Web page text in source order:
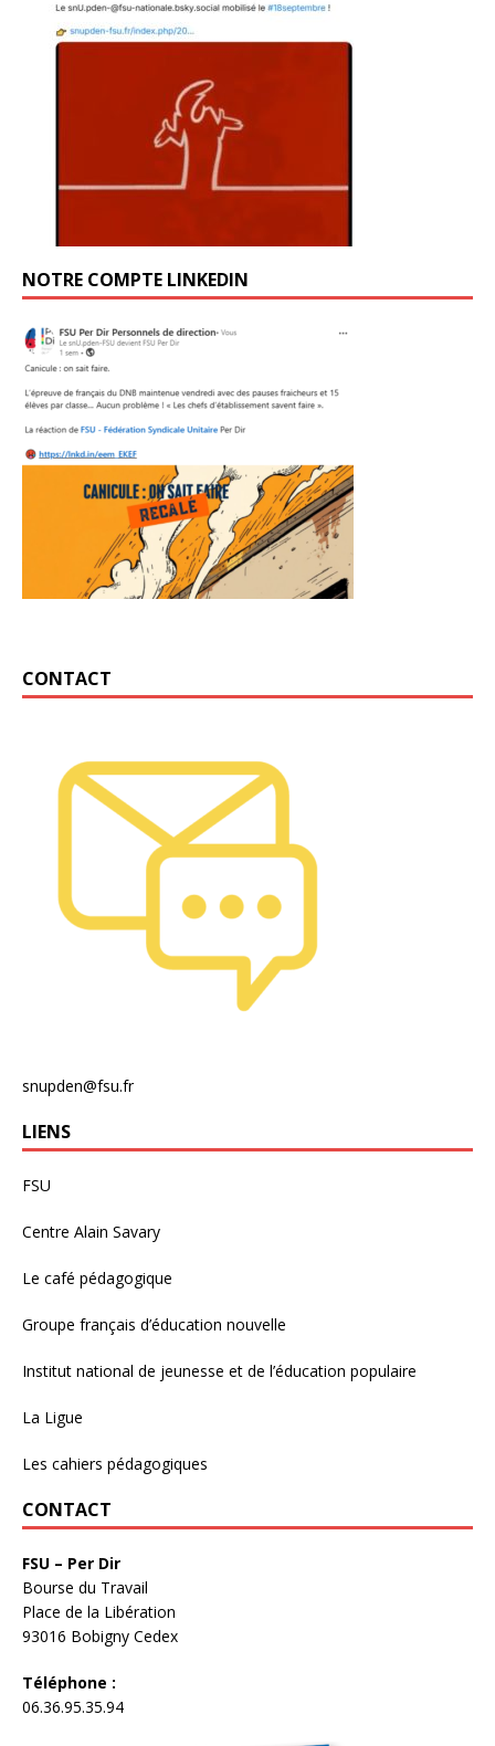
NOTRE COMPTE LINKEDIN
CONTACT
snupden@fsu.fr
LIENS
FSU
Centre Alain Savary
Le café pédagogique
Groupe français d’éducation nouvelle
Institut national de jeunesse et de l’éducation populaire
La Ligue
Les cahiers pédagogiques
CONTACT
FSU – Per Dir
Bourse du Travail
Place de la Libération
93016 Bobigny Cedex
Téléphone :
06.36.95.35.94